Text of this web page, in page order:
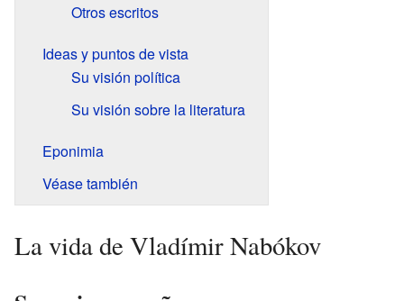
Otros escritos
Ideas y puntos de vista
Su visión política
Su visión sobre la literatura
Eponimia
Véase también
La vida de Vladímir Nabókov